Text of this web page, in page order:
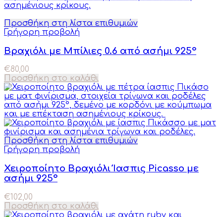
Προσθήκη στη λίστα επιθυμιών
Γρήγορη προβολή
Βραχιόλι με Μπίλιες 0.6 από ασήμι 925°
€80,00
Προσθήκη στο καλάθι
Προσθήκη στη λίστα επιθυμιών
Γρήγορη προβολή
Χειροποίητο Βραχιόλι Ίασπις Picasso με
ασήμι 925°
€102,00
Προσθήκη στο καλάθι